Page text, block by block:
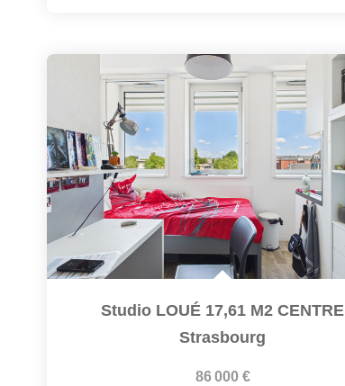
Studio LOUÉ 17,61 M2 CENTRE
Strasbourg
86 000 €